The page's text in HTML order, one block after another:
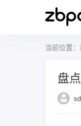
当前位置：
盘